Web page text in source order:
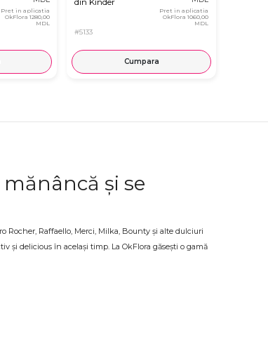
Pret in aplicatia
OkFlora 1280,00
MDL
#5133
Pret in aplicatia
OkFlora1060,00
MDL
Cumpara
și se
Raffaello, Merci, Milka, Bounty și alte dulciuri
și delicious în același timp. La OkFlora găsești o gamă
și livrat la adresa indicată, proaspăt și gata de